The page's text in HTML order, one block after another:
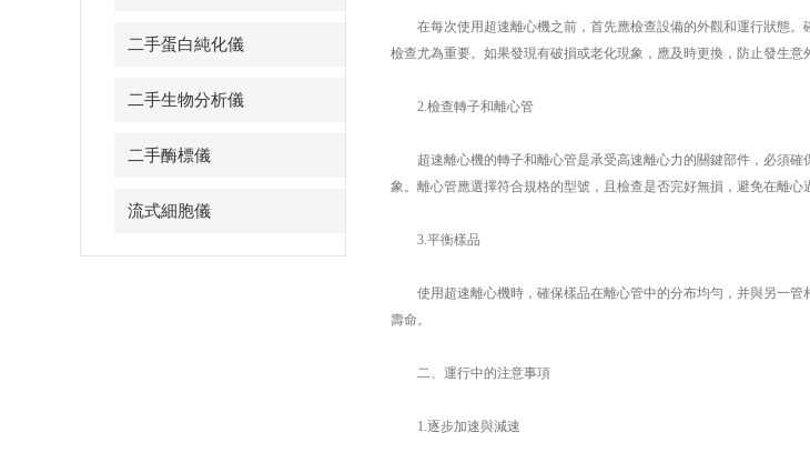
二手蛋白純化儀
二手生物分析儀
二手酶標儀
流式細胞儀
在每次使用超速離心機之前，首先應檢查設備的外觀和運行狀態。
檢查尤為重要。如果發現有破損或老化現象，應及時更換，防止發生意
2.檢查轉子和離心管
超速離心機的轉子和離心管是承受高速離心力的關鍵部件，必須確
象。離心管應選擇符合規格的型號，且檢查是否完好無損，避免在離心
3.平衡樣品
使用超速離心機時，確保樣品在離心管中的分布均勻，并與另一管
壽命。
二、運行中的注意事項
1.逐步加速與減速